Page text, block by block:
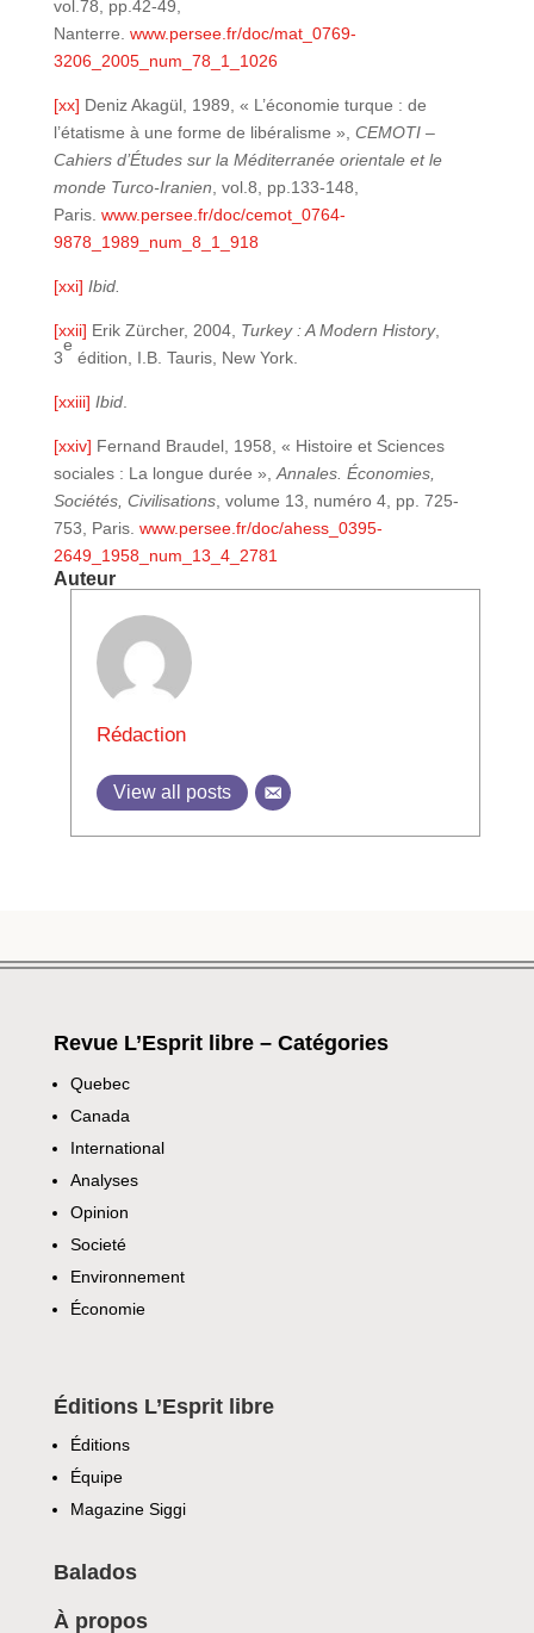
vol.78, pp.42-49,
Nanterre. www.persee.fr/doc/mat_0769-
3206_2005_num_78_1_1026
[xx] Deniz Akagül, 1989, « L’économie turque : de
l’étatisme à une forme de libéralisme », CEMOTI –
Cahiers d’Études sur la Méditerranée orientale et le
monde Turco-Iranien , vol.8, pp.133-148,
Paris. www.persee.fr/doc/cemot_0764-
9878_1989_num_8_1_918
[xxi] Ibid.
[xxii] Erik Zürcher, 2004, Turkey : A Modern History,
3
e
édition, I.B. Tauris, New York.
[xxiii] Ibid.
[xxiv] Fernand Braudel, 1958, « Histoire et Sciences
sociales : La longue durée », Annales. Économies,
Sociétés, Civilisations, volume 13, numéro 4, pp. 725-
753, Paris. www.persee.fr/doc/ahess_0395-
2649_1958_num_13_4_2781
Auteur
Rédaction
View all posts
Revue L’Esprit libre – Catégories
Quebec
Canada
International
Analyses
Opinion
Societé
Environnement
Économie
Éditions L’Esprit libre
Éditions
Équipe
Magazine Siggi
Balados
À propos